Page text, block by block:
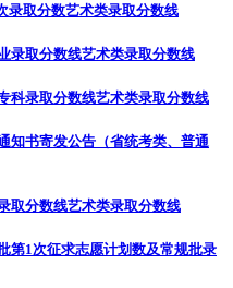
录取分数艺术类录取分数线
录取分数线艺术类录取分数线
科录取分数线艺术类录取分数线
知书寄发公告（省统考类、普通
取分数线艺术类录取分数线
第1次征求志愿计划数及常规批录